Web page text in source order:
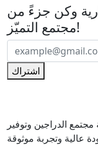
وكن جزءً من
مجتمع التميّز!
اشتراك
الدراجين وتوفير